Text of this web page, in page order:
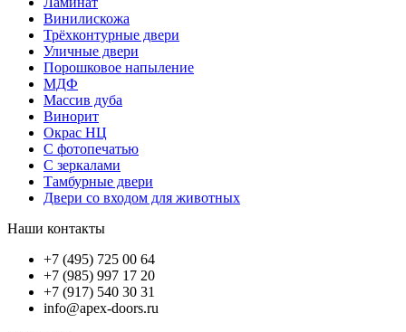
Винилискожа
Трёхконтурные двери
Уличные двери
Порошковое напыление
МДФ
Массив дуба
Винорит
Окрас НЦ
С фотопечатью
С зеркалами
Тамбурные двери
Двери со входом для животных
Наши контакты
+7 (495) 725 00 64
+7 (985) 997 17 20
+7 (917) 540 30 31
info@apex-doors.ru